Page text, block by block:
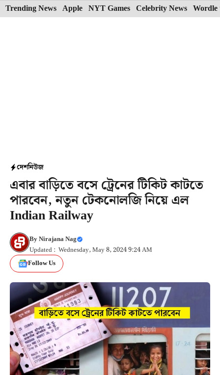
Skip
to
Trending News Apple NYT Games Celebrity News Wordle
দেশনিউজ
এবার বাড়িতে বসে ট্রেনের টিকিট কাটতে
পারবেন, নতুন টেকনোলজি নিয়ে এল
Indian Railway
ByNirajana Nag
Updated : Wednesday, May 8, 2024 9:24 AM
Follow Us